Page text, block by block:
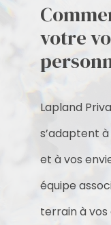
votre
Lapland
s’adaptent
et à vos
équipe
terrain à